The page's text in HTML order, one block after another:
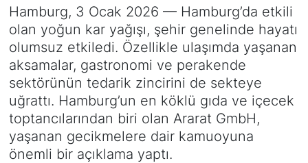
Hamburg, 3 Ocak 2026 — Hamburg’da etkili
olan yoğun kar yağışı, şehir genelinde hayatı
olumsuz etkiledi. Özellikle ulaşımda yaşanan
aksamalar, gastronomi ve perakende
sektörünün tedarik zincirini de sekteye
uğrattı. Hamburg’un en köklü gıda ve içecek
toptancılarından biri olan Ararat GmbH,
yaşanan gecikmelere dair kamuoyuna
önemli bir açıklama yaptı.
SİYASET
SAĞLIK